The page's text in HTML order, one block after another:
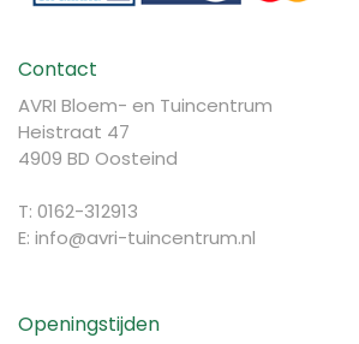
Contact
AVRI Bloem- en Tuincentrum
Heistraat 47
4909 BD Oosteind
T: 0162-312913
E: info@avri-tuincentrum.nl
Openingstijden